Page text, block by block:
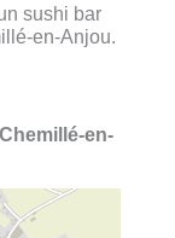
sushi bar
en-Anjou.
en-